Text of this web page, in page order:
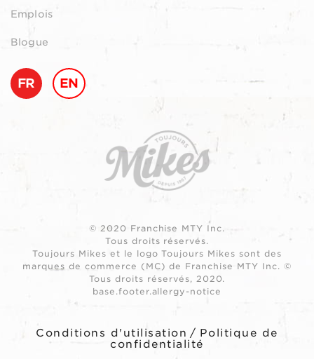
Emplois
Blogue
FR EN
© 2020 Franchise MTY Inc.
Tous droits réservés.
Toujours Mikes et le logo Toujours Mikes sont des
marques de commerce (MC) de Franchise MTY Inc. ©
Tous droits réservés, 2020.
base.footer.allergy-notice
Conditions d'utilisation / Politique de
confidentialité